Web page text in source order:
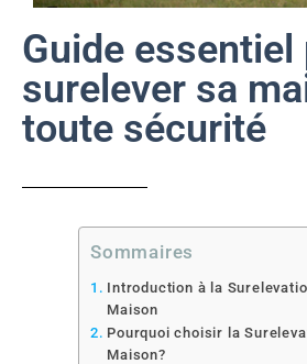
Guide essentiel
surelever sa
toute sécurité
Sommaires
Introduction à la
Maison
Pourquoi choisir la
Maison?